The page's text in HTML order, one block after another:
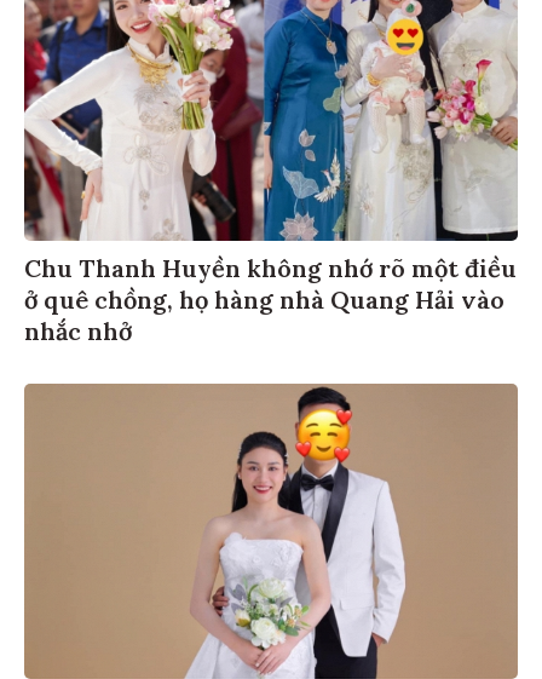
Chu Thanh Huyền không nhớ rõ một điều
ở quê chồng, họ hàng nhà Quang Hải vào
nhắc nhở